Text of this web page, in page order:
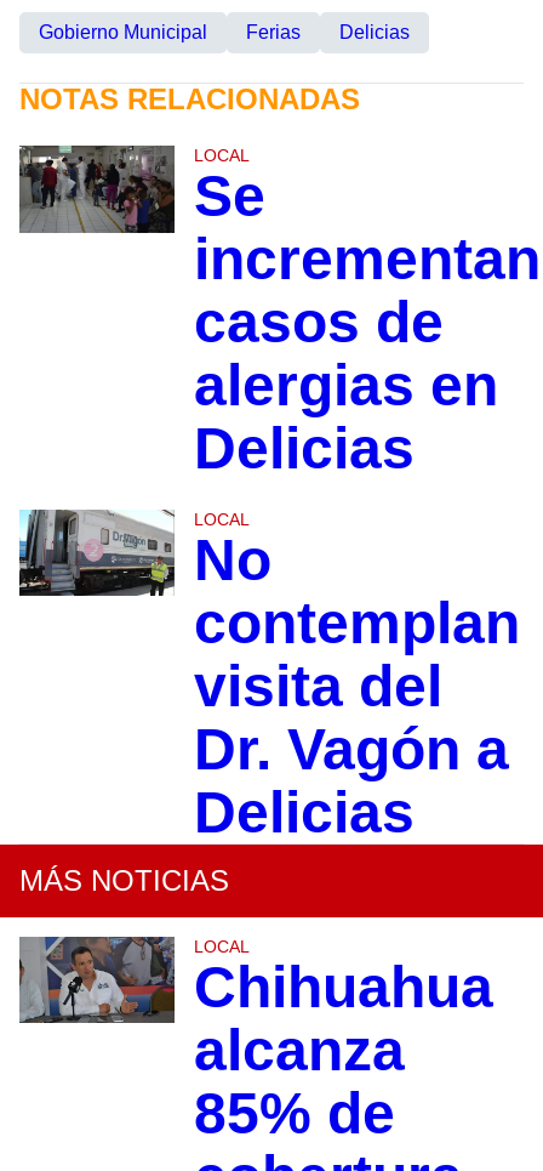
Gobierno Municipal Ferias Delicias
NOTAS RELACIONADAS
LOCAL
Se
incrementan
casos de
alergias en
Delicias
LOCAL
No
contemplan
visita del
Dr. Vagón a
Delicias
MÁS NOTICIAS
LOCAL
Chihuahua
alcanza
85% de